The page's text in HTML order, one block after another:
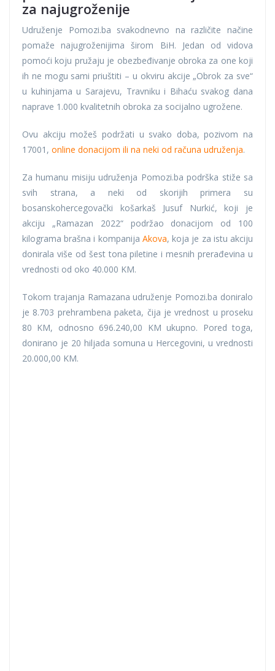
za najugroženije
Udruženje Pomozi.ba svakodnevno na različite načine
pomaže najugroženijima širom BiH. Jedan od vidova
pomoći koju pružaju je obezbeđivanje obroka za one koji
ih ne mogu sami priuštiti – u okviru akcije „Obrok za sve“
u kuhinjama u Sarajevu, Travniku i Bihaću svakog dana
naprave 1.000 kvalitetnih obroka za socijalno ugrožene.
Ovu akciju možeš podržati u svako doba, pozivom na
17001, online donacijom ili na neki od računa udruženja.
Za humanu misiju udruženja Pomozi.ba podrška stiže sa
svih strana, a neki od skorijih primera su
bosanskohercegovački košarkaš Jusuf Nurkić, koji je
akciju „Ramazan 2022“ podržao donacijom od 100
kilograma brašna i kompanija Akova, koja je za istu akciju
donirala više od šest tona piletine i mesnih prerađevina u
vrednosti od oko 40.000 KM.
Tokom trajanja Ramazana udruženje Pomozi.ba doniralo
je 8.703 prehrambena paketa, čija je vrednost u proseku
80 KM, odnosno 696.240,00 KM ukupno. Pored toga,
donirano je 20 hiljada somuna u Hercegovini, u vrednosti
20.000,00 KM.